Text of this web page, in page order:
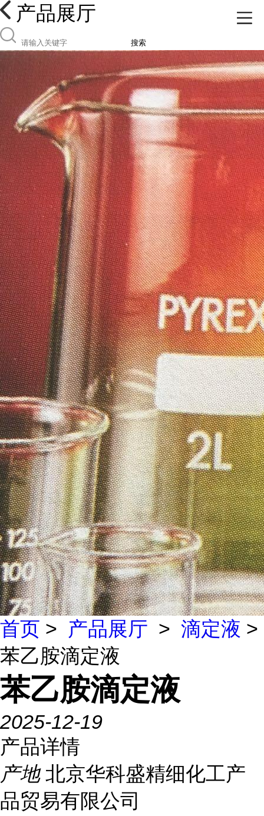
产品展厅
搜索
首页 > 产品展厅 > 滴定液 >
苯乙胺滴定液
苯乙胺滴定液
2025-12-19
产品详情
产地 北京华科盛精细化工产
品贸易有限公司